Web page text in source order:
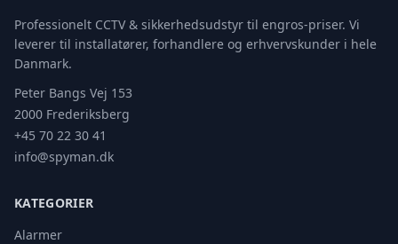
Professionelt CCTV & sikkerhedsudstyr til engros-priser. Vi
leverer til installatører, forhandlere og erhvervskunder i hele
Danmark.
Peter Bangs Vej 153
2000 Frederiksberg
+45 70 22 30 41
info@spyman.dk
KATEGORIER
Alarmer